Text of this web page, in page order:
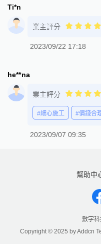
Ti*n
業主評分
2023/09/22 17:18
he**na
業主評分
#細心施工 #價錢合
2023/09/07 09:35
幫助中
數字科
Copyright © 2025 by Addcn